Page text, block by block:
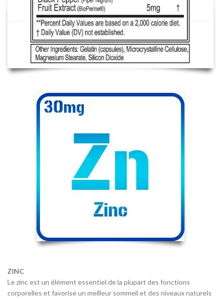
ZINC
Le zinc est un élément essentiel de la plupart des fonctions
corporelles et favorise un meilleur sommeil et des niveaux naturels